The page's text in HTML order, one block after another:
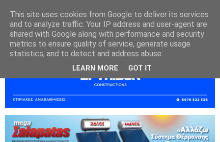
This site uses cookies from Google to deliver its services
and to analyze traffic. Your IP address and user-agent are
shared with Google along with performance and security
metrics to ensure quality of service, generate usage
statistics, and to detect and address abuse.
LEARN MORE GOT IT